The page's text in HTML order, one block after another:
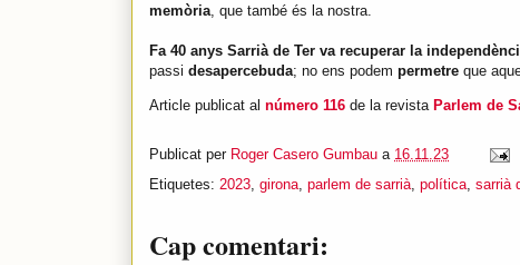
memòria , que també és la nostra.
Fa 40 anys Sarrià de Ter va recuperar la
passi desapercebuda; no ens podem permetre que
Article publicat al número 116 de la revista Parlem de
Publicat per Roger Casero Gumbau a 16.11.23
Etiquetes: 2023 girona parlem de sarrià política sarrià
Cap comentari: